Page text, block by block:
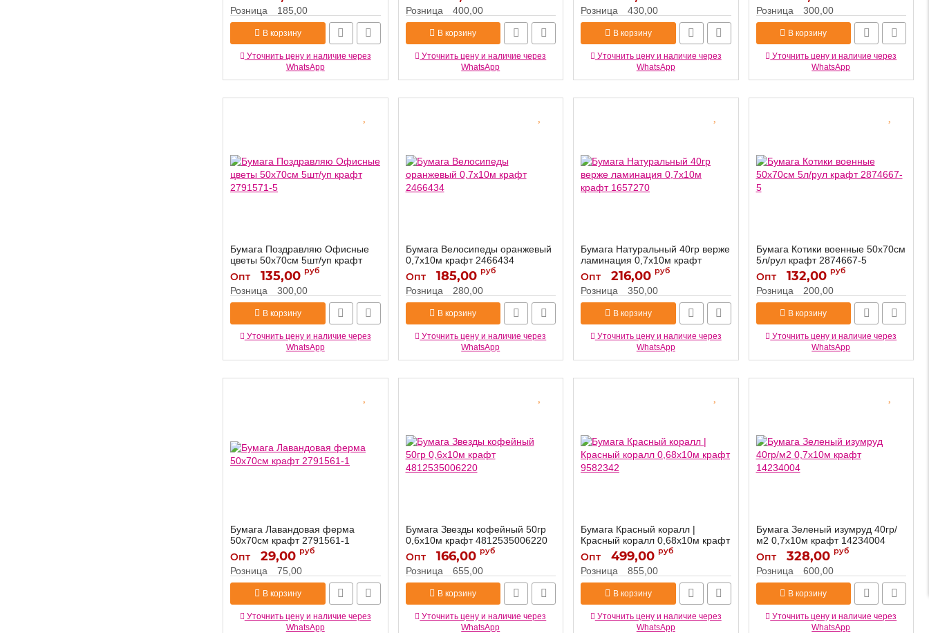
Розница 185,00
В корзину
Уточнить цену и наличие через
WhatsApp
Розница 400,00
В корзину
Уточнить цену и наличие через
WhatsApp
Розница 430,00
В корзину
Уточнить цену и наличие через
WhatsApp
Розница 300,00
В корзину
Уточнить цену и наличие через
WhatsApp
Бумага Поздравляю Офисные
цветы 50х70см 5шт/уп крафт
2791571-5
2791571-5
Опт 135,00 руб
Розница 300,00
В корзину
Уточнить цену и наличие через
WhatsApp
Бумага Велосипеды оранжевый
0,7х10м крафт 2466434
Артикул: 2466434
Опт 185,00 руб
Розница 280,00
В корзину
Уточнить цену и наличие через
WhatsApp
Бумага Натуральный 40гр верже
ламинация 0,7х10м крафт
1657270
1657270
Опт 216,00 руб
Розница 350,00
В корзину
Уточнить цену и наличие через
WhatsApp
Бумага Котики военные 50х70см
5л/рул крафт 2874667-5
Артикул: 2874667-5
Опт 132,00 руб
Розница 200,00
В корзину
Уточнить цену и наличие через
WhatsApp
Бумага Лавандовая ферма
50х70см крафт 2791561-1
Артикул: 2791561-1
Опт 29,00 руб
Розница 75,00
В корзину
Уточнить цену и наличие через
WhatsApp
Бумага Звезды кофейный 50гр
0,6х10м крафт 4812535006220
Артикул: 4812535006220
Опт 166,00 руб
Розница 655,00
В корзину
Уточнить цену и наличие через
WhatsApp
Бумага Красный коралл |
Красный коралл 0,68х10м крафт
9582342
9582342
Опт 499,00 руб
Розница 855,00
В корзину
Уточнить цену и наличие через
WhatsApp
Бумага Зеленый изумруд 40гр/
м2 0,7х10м крафт 14234004
Артикул: 14234004
Опт 328,00 руб
Розница 600,00
В корзину
Уточнить цену и наличие через
WhatsApp